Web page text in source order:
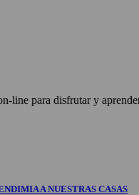
line para disfrutar y
A NUESTRAS CASAS